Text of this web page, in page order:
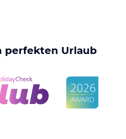
perfekten Urlaub